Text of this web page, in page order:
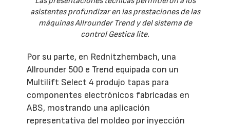
asistentes profundizar en las prestaciones de las
máquinas Allrounder Trend y del sistema de
control Gestica lite.
Por su parte, en Rednitzhembach, una
Allrounder 500 e Trend equipada con un
Multilift Select 4 produjo tapas para
componentes electrónicos fabricadas en
ABS, mostrando una aplicación
representativa del moldeo por inyección